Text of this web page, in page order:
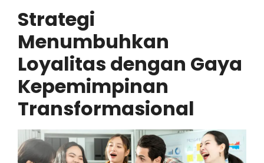
Strategi
Menumbuhkan
Loyalitas dengan Gaya
Kepemimpinan
Transformasional